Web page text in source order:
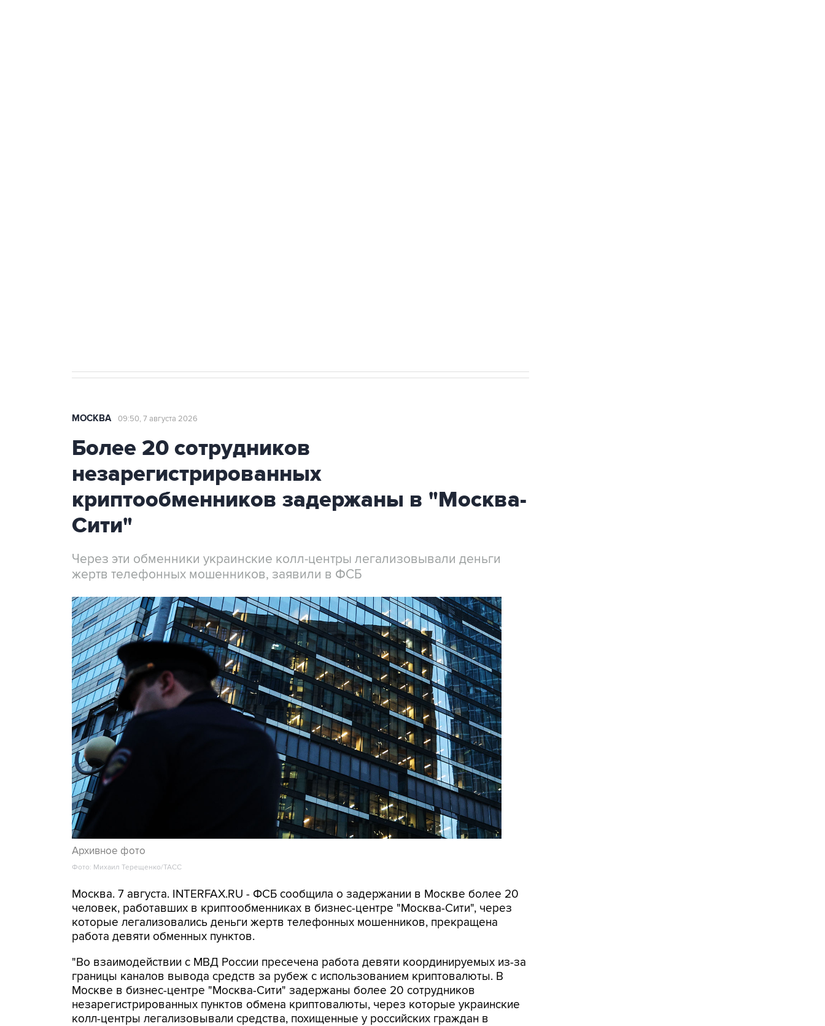
МОСКВА 09:50, 7 августа 2026
Более 20 сотрудников
незарегистрированных
криптообменников задержаны в "Москва-
Сити"
Через эти обменники украинские колл-центры легализовывали деньги
жертв телефонных мошенников, заявили в ФСБ
Архивное фото
Фото: Михаил Терещенко/ТАСС
Москва. 7 августа. INTERFAX.RU - ФСБ сообщила о задержании в Москве более 20
человек, работавших в криптообменниках в бизнес-центре "Москва-Сити", через
которые легализовались деньги жертв телефонных мошенников, прекращена
работа девяти обменных пунктов.
"Во взаимодействии с МВД России пресечена работа девяти координируемых из-за
границы каналов вывода средств за рубеж с использованием криптовалюты. В
Москве в бизнес-центре "Москва-Сити" задержаны более 20 сотрудников
незарегистрированных пунктов обмена криптовалюты, через которые украинские
колл-центры легализовывали средства, похищенные у российских граждан в